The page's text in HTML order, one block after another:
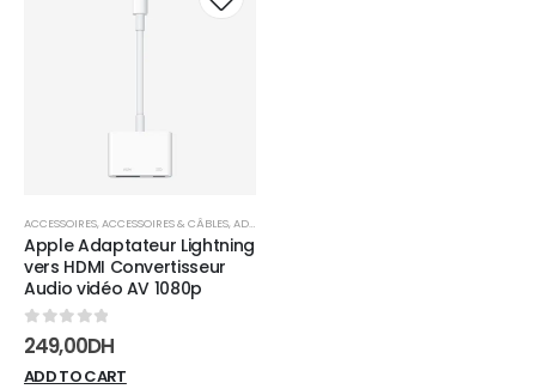
ACCESSOIRES, ACCESSOIRES & CÂBLES, ADAPTATEURS
Apple Adaptateur Lightning
vers HDMI Convertisseur
Audio vidéo AV 1080p
0 sur 5
249,00DH
ADD TO CART